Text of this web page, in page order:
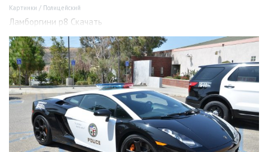
Картинки / Полицейский
Ламборгини р8 Скачать